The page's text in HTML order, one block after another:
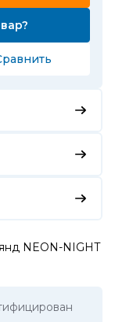
NEON-NIGHT